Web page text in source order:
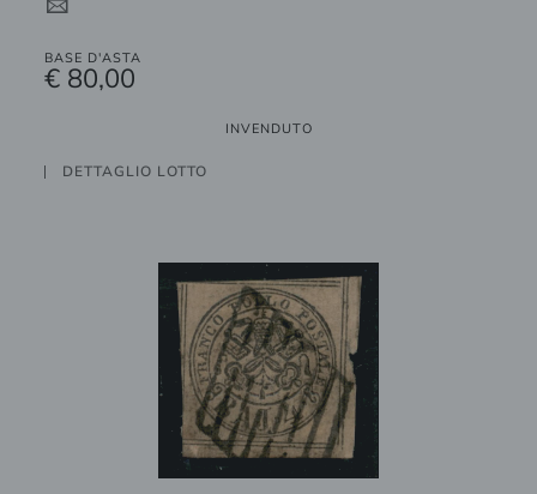
4
BASE D'ASTA
€ 80,00
INVENDUTO
DETTAGLIO LOTTO